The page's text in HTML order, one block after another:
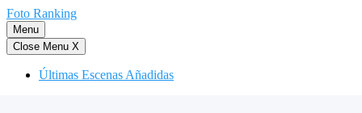
Saltar
al
contenido
Foto Ranking
Menu
Close Menu X
Últimas Escenas Añadidas